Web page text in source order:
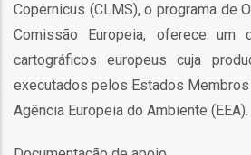
Copernicus (CLMS), o programa de
Comissão Europeia, oferece um
cartográficos europeus cuja
executados pelos Estados
Agência Europeia do Ambiente (EEA).